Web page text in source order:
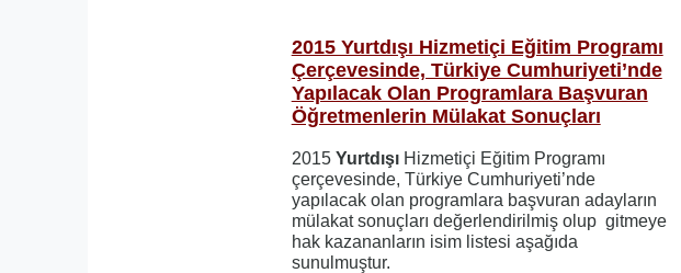
2015 Yurtdışı Hizmetiçi Eğitim Programı
Çerçevesinde, Türkiye Cumhuriyeti’nde
Yapılacak Olan Programlara Başvuran
Öğretmenlerin Mülakat Sonuçları
2015 Yurtdışı Hizmetiçi Eğitim Programı
çerçevesinde, Türkiye Cumhuriyeti’nde
yapılacak olan programlara başvuran adayların
mülakat sonuçları değerlendirilmiş olup gitmeye
hak kazananların isim listesi aşağıda
sunulmuştur.